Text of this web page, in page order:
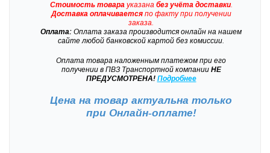
Стоимость товарауказана без учёта доставки.
Доставкаоплачиваетсяпо факту при получении
заказа.
Оплата: Оплата заказа производится онлайн на нашем
сайте любой банковской картой без комиссии.
Оплата товара наложенным платежом при его
получении в ПВЗ Транспортной компанииНЕ
ПРЕДУСМОТРЕНА! Подробнее
Цена на товар актуальна только
при Онлайн-оплате!